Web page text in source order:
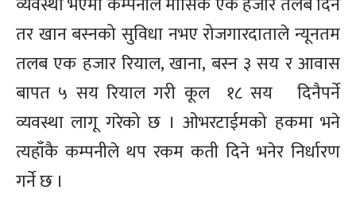
तर खान बस्नको सुविधा नभए रोजगारदाताले न्यूनतम
तलब एक हजार रियाल, खाना, बस्न ३ सय र आवास
बापत ५ सय रियाल गरी कूल १८ सय दिनैपर्ने
व्यवस्था लागू गरेको छ । ओभरटाईमको हकमा भने
त्यहाँकै कम्पनीले थप रकम कती दिने भनेर निर्धारण
गर्ने छ ।